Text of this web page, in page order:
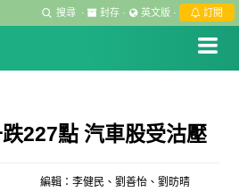
搜尋 · 封存 · 英文版 · 訂閱
227點 汽車股受沽壓
編輯：李健民、劉善怡、劉昉晴